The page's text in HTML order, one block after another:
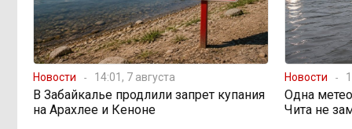
14:01, Вчера В Забайкалье продлили
запрет купания на Арахлее и Кеноне
13:15, Вчера
Вода за 68 миллионов:
ТГК-14 заплатит государству за
пользование Кеноном и Ингодой
Новости 14:01, 7 августа
В Забайкалье продлили запрет купания
на Арахлее и Кеноне
Новости
Одна
Чита не